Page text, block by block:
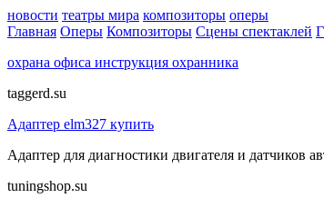
новости театры мира композиторы оперы
Главная Оперы Композиторы Сцены спектаклей
охрана офиса инструкция охранника
taggerd.su
Адаптер elm327 купить
Адаптер для диагностики двигателя и датчиков
tuningshop.su